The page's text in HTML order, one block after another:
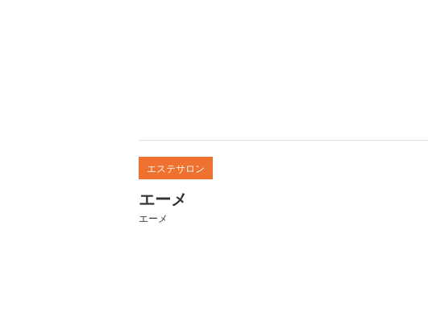
エステサロン
エーメ
エーメ